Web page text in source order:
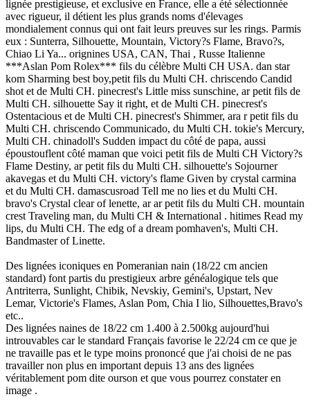
lignée prestigieuse, et exclusive en France, elle a été sélectionnée
avec rigueur, il détient les plus grands noms d'élevages
mondialement connus qui ont fait leurs preuves sur les rings. Parmis
eux : Sunterra, Silhouette, Mountain, Victory?s Flame, Bravo?s,
Chiao Li Ya... orignines USA, CAN, Thai , Russe Italienne
***Aslan Pom Rolex*** fils du célèbre Multi CH USA. dan star
kom Sharming best boy,petit fils du Multi CH. chriscendo Candid
shot et de Multi CH. pinecrest's Little miss sunschine, ar petit fils de
Multi CH. silhouette Say it right, et de Multi CH. pinecrest's
Ostentacious et de Multi CH. pinecrest's Shimmer, ara r petit fils du
Multi CH. chriscendo Communicado, du Multi CH. tokie's Mercury,
Multi CH. chinadoll's Sudden impact du côté de papa, aussi
époustouflent côté maman que voici petit fils de Multi CH Victory?s
Flame Destiny, ar petit fils du Multi CH. silhouette's Sojourner
akavegas et du Multi CH. victory's flame Given by crystal carmina
et du Multi CH. damascusroad Tell me no lies et du Multi CH.
bravo's Crystal clear of lenette, ar ar petit fils du Multi CH. mountain
crest Traveling man, du Multi CH & International . hitimes Read my
lips, du Multi CH. The edg of a dream pomhaven's, Multi CH.
Bandmaster of Linette.
Des lignées iconiques en Pomeranian nain (18/22 cm ancien
standard) font partis du prestigieux arbre généalogique tels que
Antriterra, Sunlight, Chibik, Nevskiy, Gemini's, Upstart, Nev
Lemar, Victorie's Flames, Aslan Pom, Chia I lio, Silhouettes,Bravo's
etc..
Des lignées naines de 18/22 cm 1.400 à 2.500kg aujourd'hui
introuvables car le standard Français favorise le 22/24 cm ce que je
ne travaille pas et le type moins prononcé que j'ai choisi de ne pas
travailler non plus en important depuis 13 ans des lignées
véritablement pom dite ourson et que vous pourrez constater en
image .